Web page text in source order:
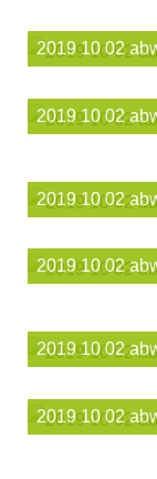
2019 10 02
2019 10 02
2019 10 02
2019 10 02
2019 10 02
2019 10 02